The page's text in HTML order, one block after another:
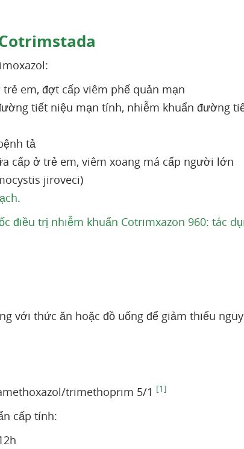
em, đợt cấp viêm phế quản mạn
tiết niệu mạn tính, nhiễm khuẩn đường
tả
cấp ở trẻ em, viêm xoang má cấp người lớn
jiroveci)
.
điều trị nhiễm khuẩn Cotrimxazon 960: tác
với thức ăn hoặc đồ uống để giảm thiểu
trimethoprim 5/1 [1]
cấp tính: